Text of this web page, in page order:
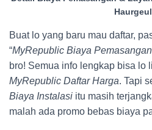
Buat lo yang baru mau daftar,
“MyRepublic Biaya Pemasangan
bro! Semua info lengkap bisa lo
MyRepublic Daftar Harga. Tapi
Biaya Instalasi itu masih
malah ada promo bebas biaya